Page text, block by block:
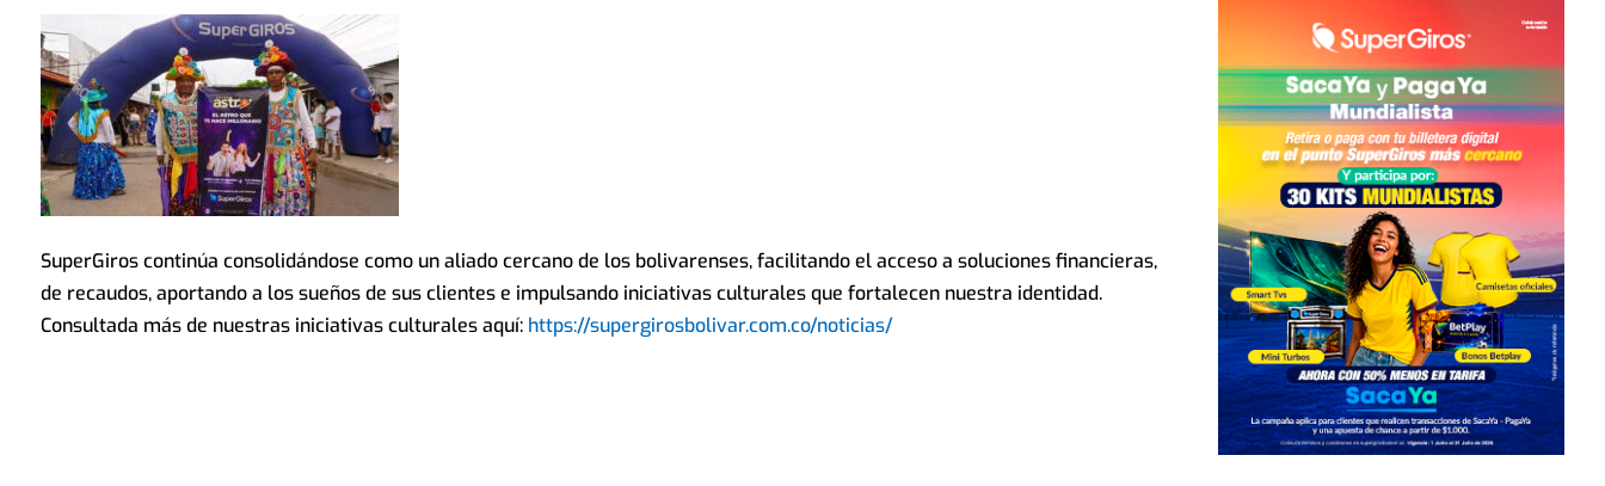
SuperGiros continúa consolidándose como un aliado cercano de los bolivarenses, facilitando el acceso a soluciones financieras,
de recaudos, aportando a los sueños de sus clientes e impulsando iniciativas culturales que fortalecen nuestra identidad.
Consultada más de nuestras iniciativas culturales aquí: https://supergirosbolivar.com.co/noticias/